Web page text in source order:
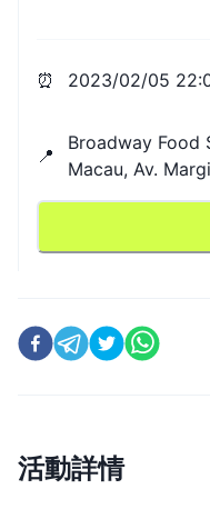
⏰ 2023/02/05
📍
Broadway Food
Macau, Av.
活動詳情